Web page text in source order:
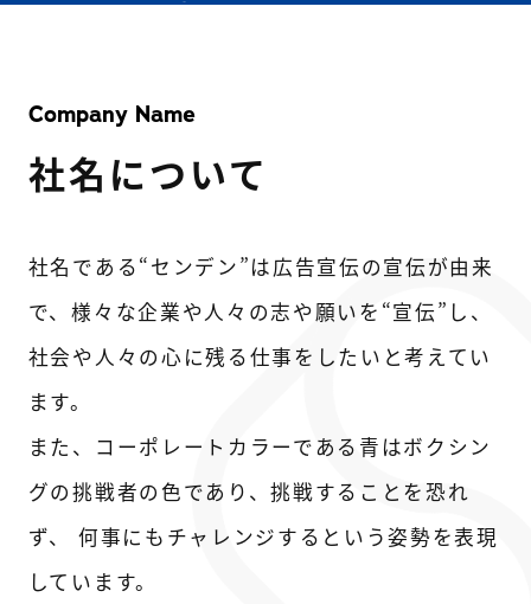
Company Name
社名について
社名である“センデン”は広告宣伝の宣伝が由来
で、様々な企業や人々の志や願いを“宣伝”し、
社会や人々の心に残る仕事をしたいと考えてい
ます。
また、コーポレートカラーである青はボクシン
グの挑戦者の色であり、挑戦することを恐れ
ず、
何事にもチャレンジするという姿勢を表現
しています。